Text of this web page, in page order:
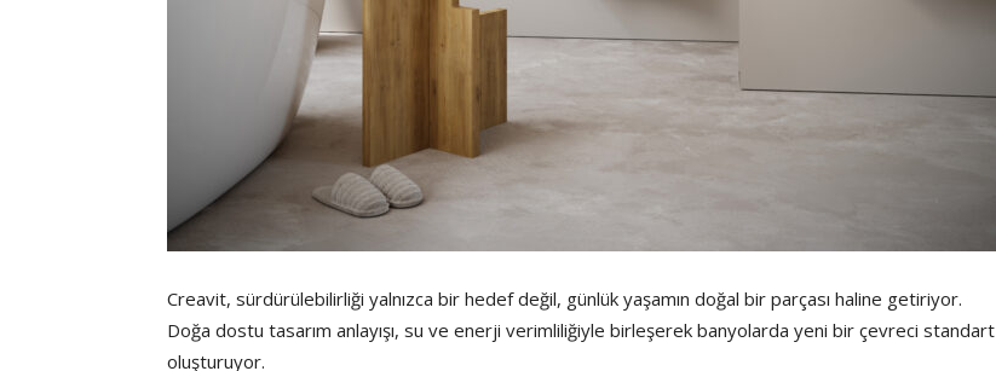
Creavit, sürdürülebilirliği yalnızca bir hedef değil, günlük yaşamın doğal bir parçası haline getiriyor.
Doğa dostu tasarım anlayışı, su ve enerji verimliliğiyle birleşerek banyolarda yeni bir çevreci standart
oluşturuyor.